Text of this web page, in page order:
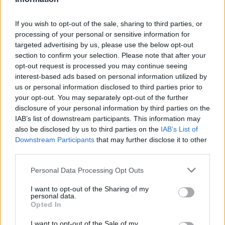
If you wish to opt-out of the sale, sharing to third parties, or
processing of your personal or sensitive information for
targeted advertising by us, please use the below opt-out
section to confirm your selection. Please note that after your
opt-out request is processed you may continue seeing
interest-based ads based on personal information utilized by
us or personal information disclosed to third parties prior to
your opt-out. You may separately opt-out of the further
disclosure of your personal information by third parties on the
IAB’s list of downstream participants. This information may
also be disclosed by us to third parties on the IAB’s List of
Downstream Participants that may further disclose it to other
Personal Data Processing Opt Outs
I want to opt-out of the Sharing of my
personal data.
Opted In
Kilian Kaminski: Evropa slibuje právo na opravu.
Budou ale opravy skutečně levnější?
1.8.2026
Diskuse: 41
Členské státy nyní převádějí
novou evropskou směrnici o
právu na opravu do své
legislativy. Podle společnosti
refurbed, evropským
marketplace s repasovanou elektronikou, však mohou i po
zavedení nových pravidel zůstat náklady na opravy natolik vysoké,
že pro spotřebitele bude stále výhodnější koupit nové zařízení.
Směrnice má přitom usnadnit opravy elektroniky i po skončení
výrobcům, aby zásahy do zařízení zbytečně komplikovali nebo
způsob výpočtu ceny náhradních dílů a oprav.
David Chytil: Právo na opravu přichází